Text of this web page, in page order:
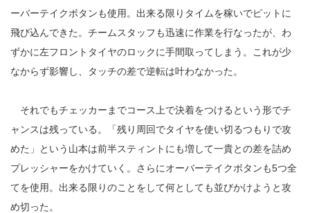
ーバーテイクボタンも使用。出来る限りタイムを稼いでピットに
飛び込んできた。チームスタッフも迅速に作業を行なったが、わ
ずかに左フロントタイヤのロックに手間取ってしまう。これが少
なからず影響し、タッチの差で逆転は叶わなかった。
それでもチェッカーまでコース上で決着をつけるという形でチ
ャンスは残っている。「残り周回でタイヤを使い切るつもりで攻
めた」という山本は前半スティントにも増して一貴との差を詰め
プレッシャーをかけていく。さらにオーバーテイクボタンも5つ全
てを使用。出来る限りのことをして何としても並びかけようと攻
め切った。